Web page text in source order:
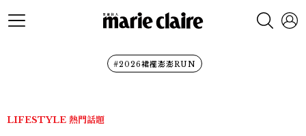
#2026裙襬澎澎RUN
LIFESTYLE 熱門話題